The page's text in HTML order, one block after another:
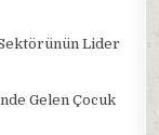
Lider
Gelen Çocuk